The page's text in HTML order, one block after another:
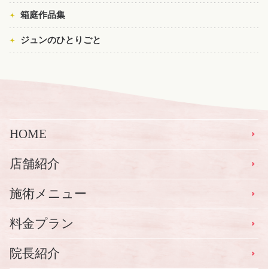
箱庭作品集
ジュンのひとりごと
HOME
店舗紹介
施術メニュー
料金プラン
院長紹介